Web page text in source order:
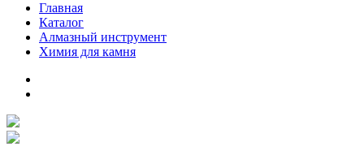
Главная
Каталог
Алмазный инструмент
Химия для камня